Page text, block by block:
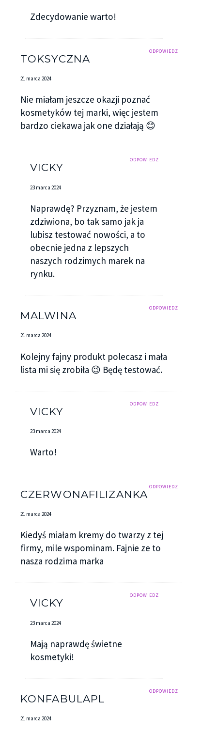
Zdecydowanie warto!
ODPOWIEDZ
TOKSYCZNA
21 marca 2024
Nie miałam jeszcze okazji poznać
kosmetyków tej marki, więc jestem
bardzo ciekawa jak one działają 😊
ODPOWIEDZ
VICKY
23 marca 2024
Naprawdę? Przyznam, że jestem
zdziwiona, bo tak samo jak ja
lubisz testować nowości, a to
obecnie jedna z lepszych
naszych rodzimych marek na
rynku.
ODPOWIEDZ
MALWINA
21 marca 2024
Kolejny fajny produkt polecasz i mała
lista mi się zrobiła 😉 Będę testować.
ODPOWIEDZ
VICKY
23 marca 2024
Warto!
ODPOWIEDZ
CZERWONAFILIZANKA
21 marca 2024
Kiedyś miałam kremy do twarzy z tej
firmy, mile wspominam. Fajnie ze to
nasza rodzima marka
ODPOWIEDZ
VICKY
23 marca 2024
Mają naprawdę świetne
kosmetyki!
ODPOWIEDZ
KONFABULAPL
21 marca 2024